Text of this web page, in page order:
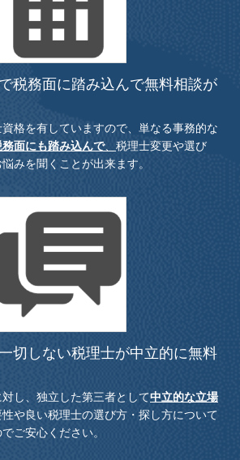
税務面に踏み込んで無料相談が
格を有していますので、単なる事務的な
務面にも踏み込んで、 税理士変更や選び
みを聞くことが出来ます。
切しない税理士が中立的に無料
し、独立した第三者として中立的な立場
や良い税理士の選び方・探し方について
ご安心ください。